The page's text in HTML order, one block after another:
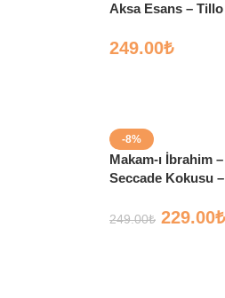
Aksa Esans – Tillo
249.00₺
-8%
Makam-ı İbrahim
Seccade Kokusu
249.00₺ 229.00₺